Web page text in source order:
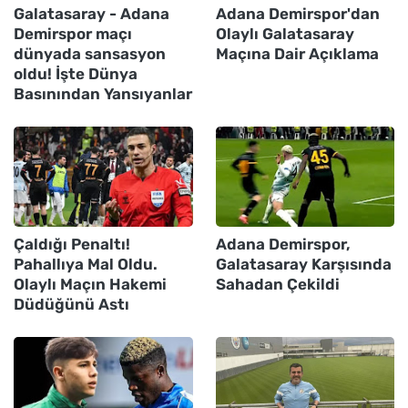
Galatasaray - Adana
Demirspor maçı
dünyada sansasyon
oldu! İşte Dünya
Basınından Yansıyanlar
Adana Demirspor'dan
Olaylı Galatasaray
Maçına Dair Açıklama
Çaldığı Penaltı!
Pahallıya Mal Oldu.
Olaylı Maçın Hakemi
Düdüğünü Astı
Adana Demirspor,
Galatasaray Karşısında
Sahadan Çekildi